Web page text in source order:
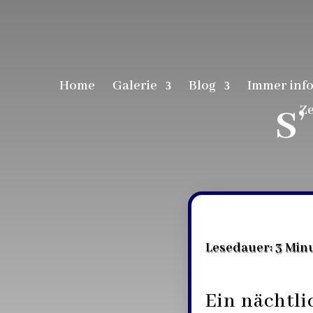
Home Galerie Blog Immer
Lesedauer:3
Ein